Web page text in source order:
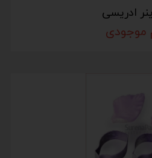
ادریسی
موجودی